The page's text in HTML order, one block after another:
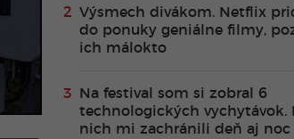
Výsmech divákom. Netflix
do ponuky geniálne filmy,
ich málokto
Na festival som si zobral 6
technologických vychytávok.
nich mi zachránili deň aj noc